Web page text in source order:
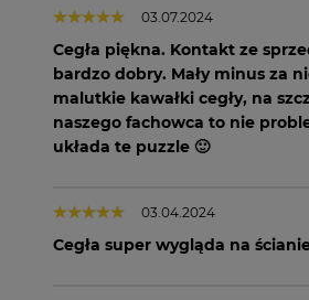
03.07.2024
Cegła piękna. Kontakt ze
bardzo dobry. Mały minus za
malutkie kawałki cegły, na
naszego fachowca to nie
układa te puzzle 🙂
03.04.2024
Cegła super wygląda na